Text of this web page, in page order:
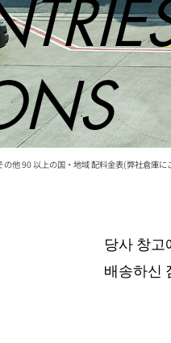
の他 90 以上の国・地域 配料金表(弊社倉庫
당사 창
배송하신